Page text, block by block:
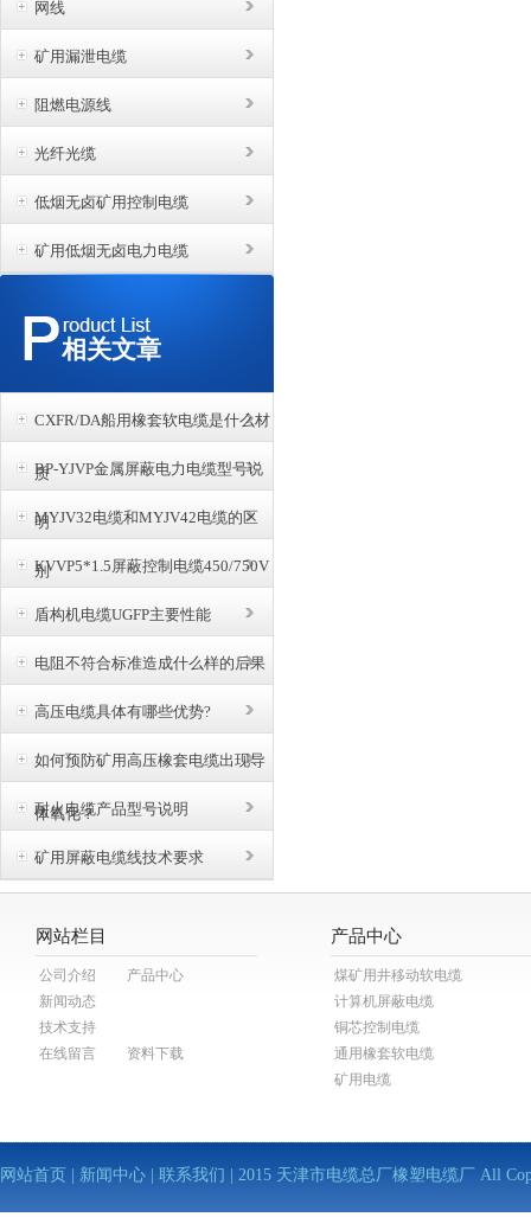
网线
矿用漏泄电缆
阻燃电源线
光纤光缆
低烟无卤矿用控制电缆
矿用低烟无卤电力电缆
相关文章
CXFR/DA船用橡套软电缆是什么材
质
BP-YJVP金属屏蔽电力电缆型号说
明
MYJV32电缆和MYJV42电缆的区
别
KVVP5*1.5屏蔽控制电缆450/750V
盾构机电缆UGFP主要性能
电阻不符合标准造成什么样的后果
高压电缆具体有哪些优势?
如何预防矿用高压橡套电缆出现导
体氧化？
耐火电缆产品型号说明
矿用屏蔽电缆线技术要求
网站栏目
公司介绍
产品中心
新闻动态
技术支持
在线留言
资料下载
产品中心
煤矿用井移动软电缆
计算机屏蔽电缆
铜芯控制电缆
通用橡套软电缆
矿用电缆
网站首页 新闻中心 联系我们 | 2015 天津市电缆总厂橡塑电缆厂 All